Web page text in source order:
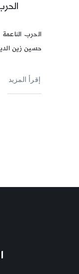
الحرب
حسين زين الدين بتاريخ
إقرأ المزيد